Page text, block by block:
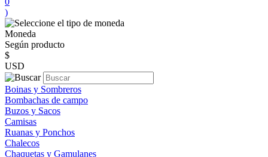
)
Moneda
Según producto
$
USD
Boinas y Sombreros
Bombachas de campo
Buzos y Sacos
Camisas
Ruanas y Ponchos
Chalecos
Chaquetas y Gamulanes